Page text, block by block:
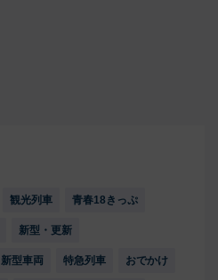
観光列車 青春18きっぷ
新型・更新
新型車両 特急列車 おでかけ